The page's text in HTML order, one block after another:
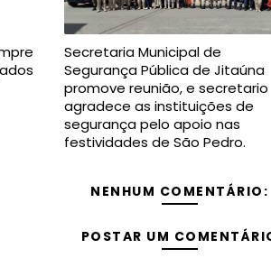
Secretaria Municipal de
Segurança Pública de Jitaúna
promove reunião, e secretario
agradece as instituições de
segurança pelo apoio nas
festividades de São Pedro.
NENHUM COMENTÁRIO:
POSTAR UM